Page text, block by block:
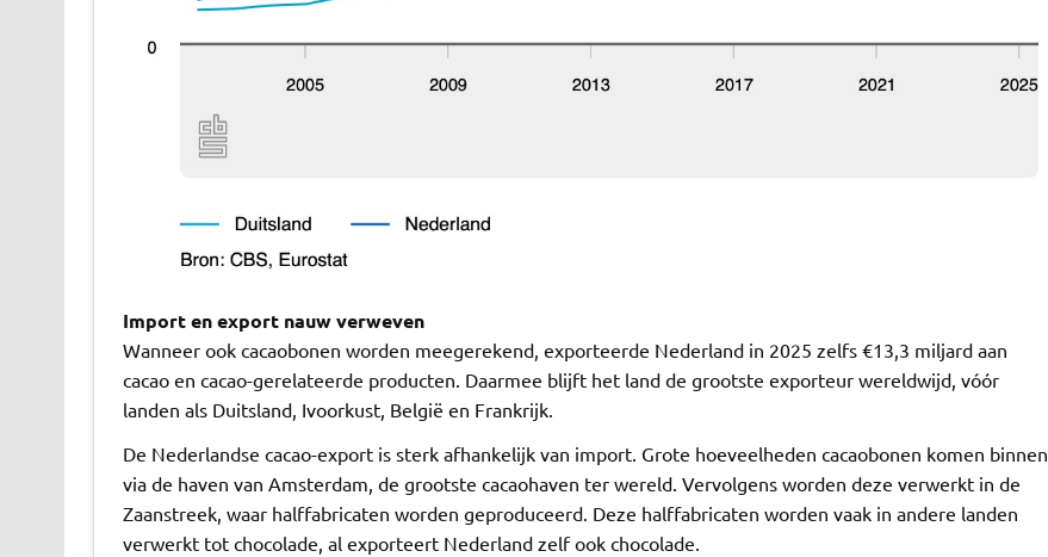
Import en export nauw verweven
Wanneer ook cacaobonen worden meegerekend, exporteerde Nederland in 2025 zelfs €13,3 miljard aan
cacao en cacao-gerelateerde producten. Daarmee blijft het land de grootste exporteur wereldwijd, vóór
landen als Duitsland, Ivoorkust, België en Frankrijk.
De Nederlandse cacao-export is sterk afhankelijk van import. Grote hoeveelheden cacaobonen komen binnen
via de haven van Amsterdam, de grootste cacaohaven ter wereld. Vervolgens worden deze verwerkt in de
Zaanstreek, waar halffabricaten worden geproduceerd. Deze halffabricaten worden vaak in andere landen
verwerkt tot chocolade, al exporteert Nederland zelf ook chocolade.